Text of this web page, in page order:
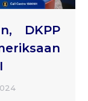
DKPP